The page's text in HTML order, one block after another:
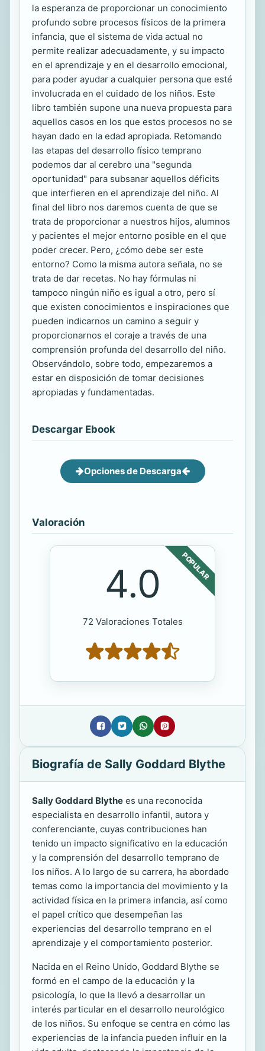
la esperanza de proporcionar un conocimiento
profundo sobre procesos físicos de la primera
infancia, que el sistema de vida actual no
permite realizar adecuadamente, y su impacto
en el aprendizaje y en el desarrollo emocional,
para poder ayudar a cualquier persona que esté
involucrada en el cuidado de los niños. Este
libro también supone una nueva propuesta para
aquellos casos en los que estos procesos no se
hayan dado en la edad apropiada. Retomando
las etapas del desarrollo físico temprano
podemos dar al cerebro una "segunda
oportunidad" para subsanar aquellos déficits
que interfieren en el aprendizaje del niño. Al
final del libro nos daremos cuenta de que se
trata de proporcionar a nuestros hijos, alumnos
y pacientes el mejor entorno posible en el que
poder crecer. Pero, ¿cómo debe ser este
entorno? Como la misma autora señala, no se
trata de dar recetas. No hay fórmulas ni
tampoco ningún niño es igual a otro, pero sí
que existen conocimientos e inspiraciones que
pueden indicarnos un camino a seguir y
proporcionarnos el coraje a través de una
comprensión profunda del desarrollo del niño.
Observándolo, sobre todo, empezaremos a
estar en disposición de tomar decisiones
apropiadas y fundamentadas.
Descargar Ebook
Opciones de Descarga
Valoración
POPULAR
4.0
72 Valoraciones Totales
Biografía de Sally Goddard Blythe
Sally Goddard Blythe es una reconocida
especialista en desarrollo infantil, autora y
conferenciante, cuyas contribuciones han
tenido un impacto significativo en la educación
y la comprensión del desarrollo temprano de
los niños. A lo largo de su carrera, ha abordado
temas como la importancia del movimiento y la
actividad física en la primera infancia, así como
el papel crítico que desempeñan las
experiencias del desarrollo temprano en el
aprendizaje y el comportamiento posterior.
Nacida en el Reino Unido, Goddard Blythe se
formó en el campo de la educación y la
psicología, lo que la llevó a desarrollar un
interés particular en el desarrollo neurológico
de los niños. Su enfoque se centra en cómo las
experiencias de la infancia pueden influir en la